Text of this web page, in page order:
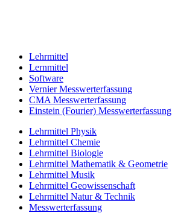
Lehrmittel
Lernmittel
Software
Vernier Messwerterfassung
CMA Messwerterfassung
Einstein (Fourier) Messwerterfassung
Lehrmittel Physik
Lehrmittel Chemie
Lehrmittel Biologie
Lehrmittel Mathematik & Geometrie
Lehrmittel Musik
Lehrmittel Geowissenschaft
Lehrmittel Natur & Technik
Messwerterfassung